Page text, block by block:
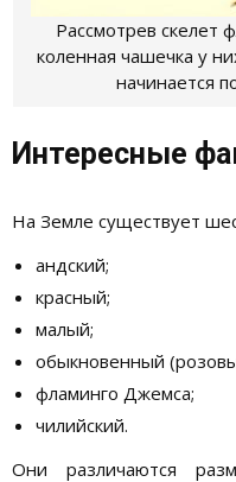
Рассмотрев скелет
коленная чашечка у
начинается
Интересные
На Земле существует
андский;
красный;
малый;
обыкновенный
фламинго Джемса;
чилийский.
Они различаются